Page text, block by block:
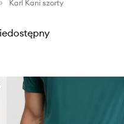
Karl Kani szorty